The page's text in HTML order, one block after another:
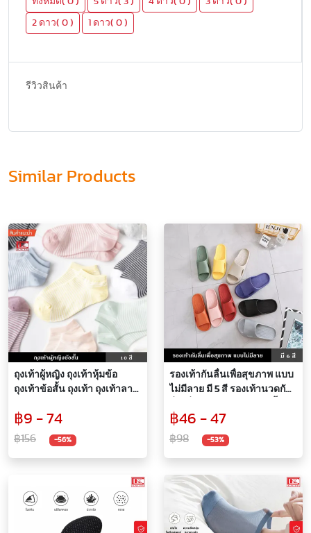
2 ดาว( 0 ) 1 ดาว( 0 )
รีวิวสินค้า
Similar Products
ถุงเท้าผู้หญิง ถุงเท้าหุ้มข้อ
ถุงเท้าข้อสั้น ถุงเท้า ถุงเท้าลาย
สดใส ยืดหยุ่นได้ดี มี 10 สี แบบ
เดี่ยว แบบแพ็ค
฿9 - 74
฿156 -56%
รองเท้ากันลื่นเพื่อสุขภาพ แบบ
ไม่มีลาย มี 5 สี รองเท้านวดกัน
รองเท้าแตะใส่ในบ้าน นอก
บ้าน รุ่นยาง EVA นิ่มกันลื่น
฿46 - 47
฿98 -53%